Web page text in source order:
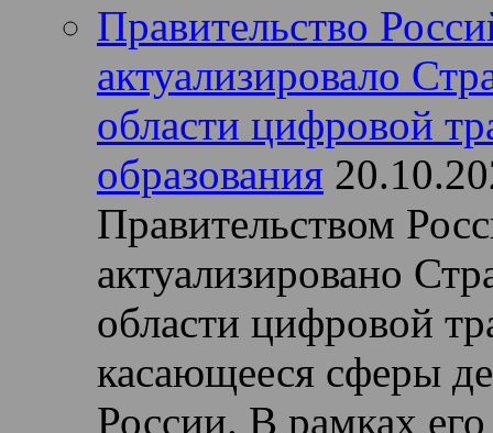
Правительство
актуализировало
области цифровой
образования
Правительством
актуализировано
области цифровой
касающееся сферы
России. В рамках